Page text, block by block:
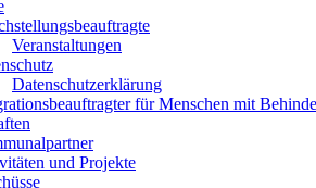
Veranstaltungen
Datenschutzerklärung
für Menschen mit
und Projekte